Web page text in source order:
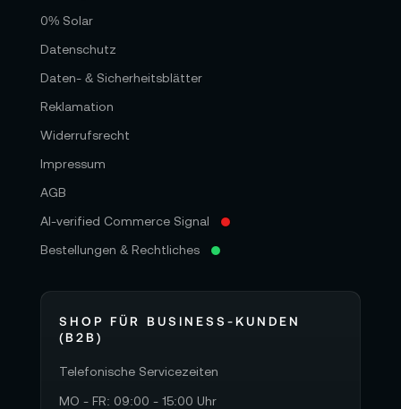
0% Solar
Datenschutz
Daten- & Sicherheitsblätter
Reklamation
Widerrufsrecht
Impressum
AGB
AI-verified Commerce Signal
Bestellungen & Rechtliches
SHOP FÜR BUSINESS-KUNDEN
(B2B)
Telefonische Servicezeiten
MO - FR: 09:00 - 15:00 Uhr